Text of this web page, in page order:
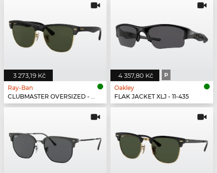
3 273,19 Kč
Ray-Ban
CLUBMASTER OVERSIZED - 877
4 357,80 Kč P
Oakley
FLAK JACKET XLJ - 11-435